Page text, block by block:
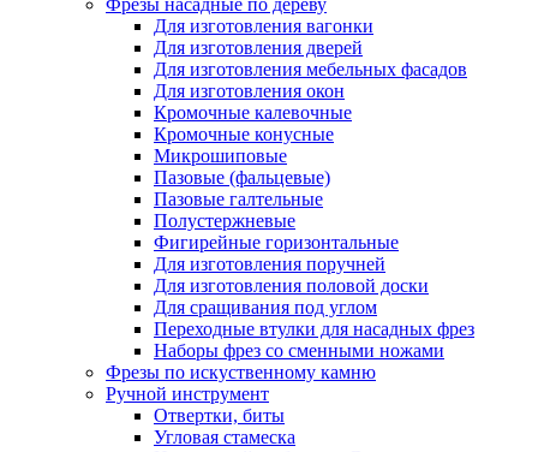
Для изготовления вагонки
Для изготовления дверей
Для изготовления мебельных фасадов
Для изготовления окон
Кромочные калевочные
Кромочные конусные
Микрошиповые
Пазовые (фальцевые)
Пазовые галтельные
Полустержневые
Фигирейные горизонтальные
Для изготовления поручней
Для изготовления половой доски
Для сращивания под углом
Переходные втулки для насадных фрез
Наборы фрез со сменными ножами
Фрезы по искуственному камню
Ручной инструмент
Отвертки, биты
Угловая стамеска